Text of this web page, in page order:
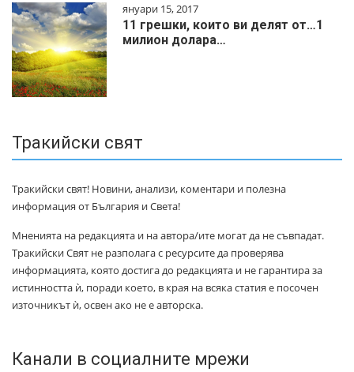
януари 15, 2017
11 грешки, които ви делят от…1
милиoн дoлapa…
Тракийски свят
Тракийски свят! Новини, анализи, коментари и полезна
информация от България и Света!
Мненията на редакцията и на автора/ите могат да не съвпадат.
Тракийски Свят не разполага с ресурсите да проверява
информацията, която достига до редакцията и не гарантира за
истинността ѝ, поради което, в края на всяка статия е посочен
източникът ѝ, освен ако не е авторска.
Канали в социалните мрежи